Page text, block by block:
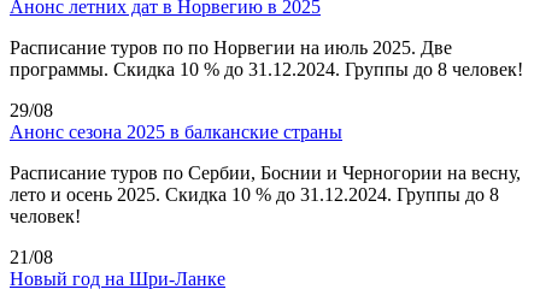
Анонс летних дат в Норвегию в 2025
Расписание туров по по Норвегии на июль 2025. Две
программы. Скидка 10 % до 31.12.2024. Группы до 8 человек!
29/08
Анонс сезона 2025 в балканские страны
Расписание туров по Сербии, Боснии и Черногории на весну,
лето и осень 2025. Скидка 10 % до 31.12.2024. Группы до 8
человек!
21/08
Новый год на Шри-Ланке